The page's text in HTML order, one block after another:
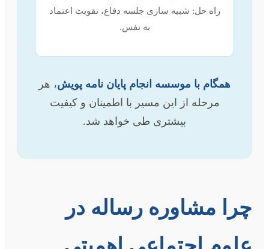
راه حل: شبیه سازی جلسه دفاع، تقویت اعتماد
به نفس.
همگام با موسسه انجام پایان نامه پویش، هر
مرحله از این مسیر با اطمینان و کیفیت
بیشتری طی خواهد شد.
چرا مشاوره رساله در